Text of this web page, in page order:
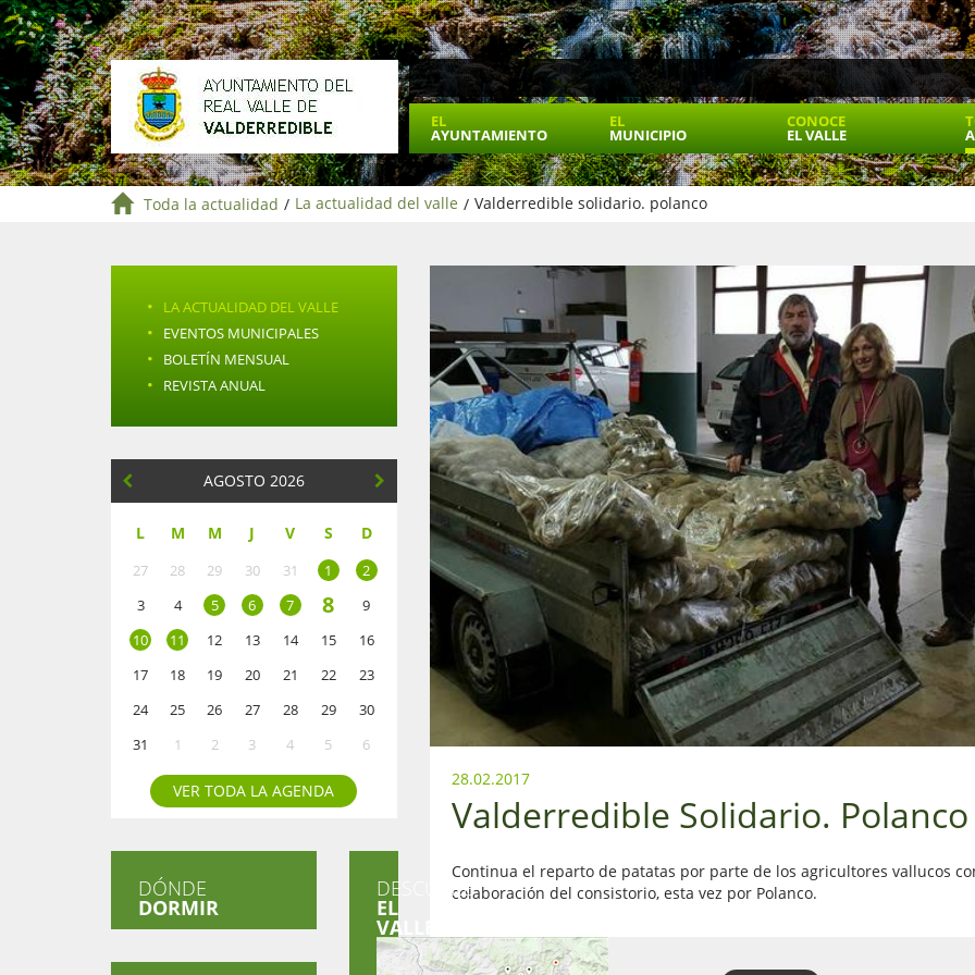
EL
AYUNTAMIENTO
EL
MUNICIPIO
CONOCE
EL VALLE
Toda la actualidad / La actualidad del valle / Valderredible solidario. polanco
28.02.2017
Valderredible Solidario. Polanco
Continua el reparto de patatas por parte de los agricultores vallucos
colaboración del consistorio, esta vez por Polanco.
· LA ACTUALIDAD DEL VALLE
· EVENTOS MUNICIPALES
· BOLETÍN MENSUAL
· REVISTA ANUAL
AGOSTO 2026
L M M J V S D
27 28 29 30 31 1
2
3
4 5 6 7 8
9
10
11 12 13 14 15
16
17
18 19 20 21 22
23
24
25 26 27 28 29
30
31
1 2 3 4 5 6
VER TODA LA AGENDA
DÓNDE
DORMIR
DESCUBRE
EL
VALLE